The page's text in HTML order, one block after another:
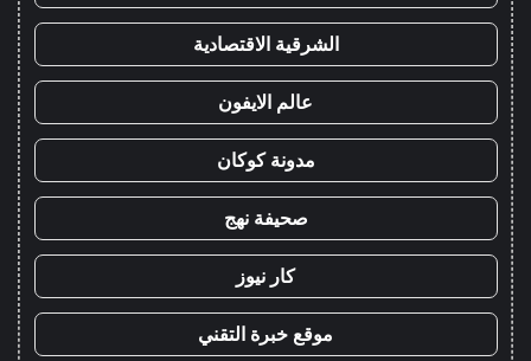
الشرقية الاقتصادية
عالم الايفون
مدونة كوكان
صحيفة نهج
كار نيوز
موقع خبرة التقني